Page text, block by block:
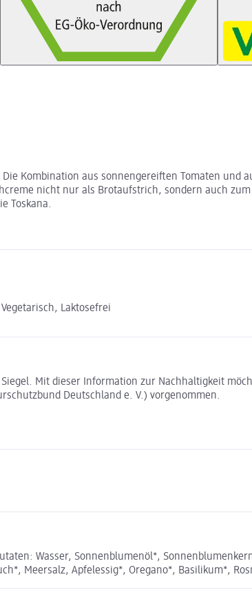
Kombination aus sonnengereiften Tomaten und
nicht nur als Brotaufstrich, sondern auch
Toskana.
Laktosefrei
Mit dieser Information zur Nachhaltigkeit
Deutschland e. V.) vorgenommen.
Wasser, Sonnenblumenöl*,
Meersalz, Apfelessig*, Oregano*, Basilikum*,